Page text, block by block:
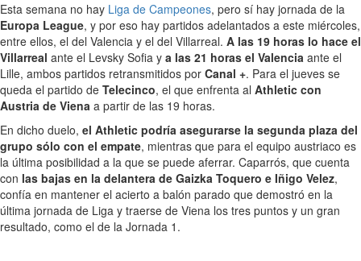
Esta semana no hay Liga de Campeones, pero sí hay jornada de la
Europa League, y por eso hay partidos adelantados a este miércoles,
entre ellos, el del Valencia y el del Villarreal. A las 19 horas lo hace el
Villarreal ante el Levsky Sofia y a las 21 horas el Valencia ante el
Lille, ambos partidos retransmitidos por Canal +. Para el jueves se
queda el partido de Telecinco, el que enfrenta al Athletic con
Austria de Viena a partir de las 19 horas.
En dicho duelo, el Athletic podría asegurarse la segunda plaza del
grupo sólo con el empate, mientras que para el equipo austriaco es
la última posibilidad a la que se puede aferrar. Caparrós, que cuenta
con las bajas en la delantera de Gaizka Toquero e Iñigo Velez,
confía en mantener el acierto a balón parado que demostró en la
última jornada de Liga y traerse de Viena los tres puntos y un gran
resultado, como el de la Jornada 1.